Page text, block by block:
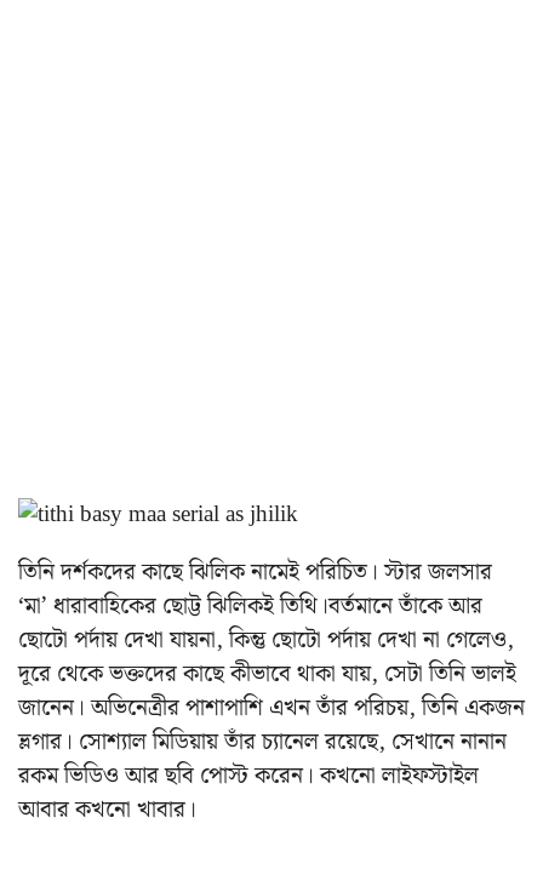
তিনি দর্শকদের কাছে ঝিলিক নামেই পরিচিত। স্টার জলসার
‘মা’ ধারাবাহিকের ছোট্ট ঝিলিকই তিথি।বর্তমানে তাঁকে আর
ছোটো পর্দায় দেখা যায়না, কিন্তু ছোটো পর্দায় দেখা না গেলেও,
দূরে থেকে ভক্তদের কাছে কীভাবে থাকা যায়, সেটা তিনি ভালই
জানেন। অভিনেত্রীর পাশাপাশি এখন তাঁর পরিচয়, তিনি একজন
ভ্লগার। সোশ্যাল মিডিয়ায় তাঁর চ্যানেল রয়েছে, সেখানে নানান
রকম ভিডিও আর ছবি পোস্ট করেন। কখনো লাইফস্টাইল
আবার কখনো খাবার।